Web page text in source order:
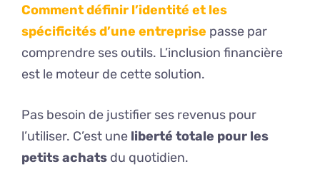
Comment définir l’identité et les
spécificités d’une entreprise passe par
comprendre ses outils. L’inclusion financière
est le moteur de cette solution.
Pas besoin de justifier ses revenus pour
l’utiliser. C’est une liberté totale pour les
petits achats du quotidien.